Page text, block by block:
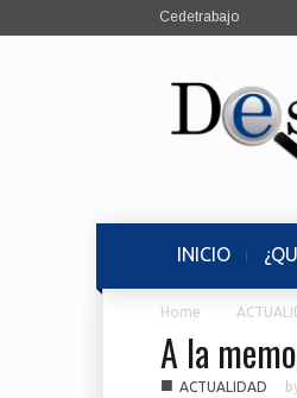
Cedetrabajo
INICIO
Home
A la
■ ACTUALIDAD